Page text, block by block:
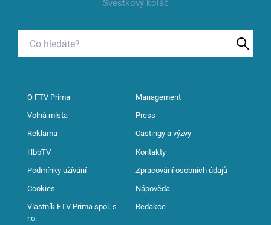
Švestkový koláč
O FTV Prima Management
Volná místa Press
Reklama Castingy a výzvy
HbbTV Kontakty
Podmínky užívání Zpracování osobních údajů
Cookies Nápověda
Vlastník FTV Prima spol. s
r.o.
Redakce